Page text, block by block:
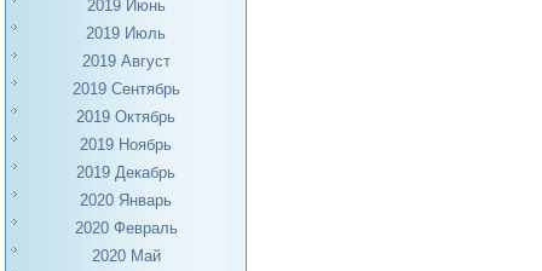
2019 Июнь
2019 Июль
2019 Август
2019 Сентябрь
2019 Октябрь
2019 Ноябрь
2019 Декабрь
2020 Январь
2020 Февраль
2020 Май